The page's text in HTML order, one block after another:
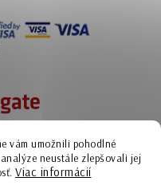
vám umožnili pohodlné
neustále zlepšovali jej
Viac informácií